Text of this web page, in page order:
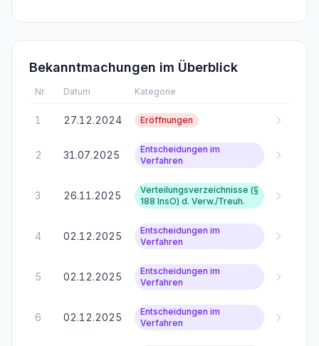
Bekanntmachungen im Überblick
Nr. Datum Kategorie
1 27.12.2024 Eröffnungen
2 31.07.2025
Entscheidungen im
Verfahren
3 26.11.2025
Verteilungsverzeichnisse (§
188 InsO) d. Verw./Treuh.
4 02.12.2025
Entscheidungen im
Verfahren
5 02.12.2025
Entscheidungen im
Verfahren
6 02.12.2025
Entscheidungen im
Verfahren